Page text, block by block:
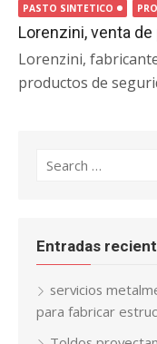
PASTO SINTETICO
Lorenzini, venta
Lorenzini,
productos de
for:
Entradas
servicios
para fabricar